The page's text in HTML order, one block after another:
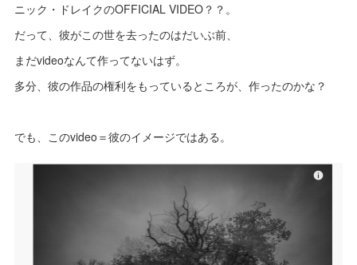
ニック・ドレイクのOFFICIAL VIDEO？？。
だって、彼がこの世を去ったのはだいぶ前、
まだvideoなんて作ってないはず。
多分、彼の作品の権利をもっているところが、作ったのかな？
でも、このvideo＝彼のイメージではある。